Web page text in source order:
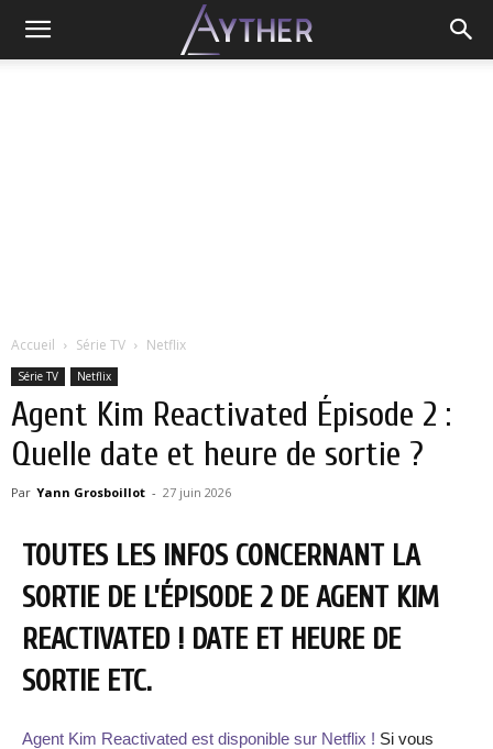
Accueil Série TV Netflix
Série TV Netflix
Agent Kim Reactivated Épisode 2 :
Quelle date et heure de sortie ?
Par Yann Grosboillot - 27 juin 2026
TOUTES LES INFOS CONCERNANT LA
SORTIE DE L’ÉPISODE 2 DE AGENT KIM
REACTIVATED ! DATE ET HEURE DE
SORTIE ETC.
Agent Kim Reactivated est disponible sur Netflix ! Si vous